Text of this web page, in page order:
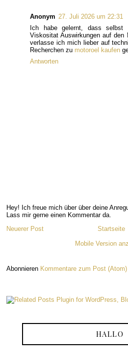
Anonym 27. Juli 2026 um 22:31
Ich habe gelernt, dass selbst
Viskositat Auswirkungen auf den
verlasse ich mich lieber auf
Recherchen zu motoroel kaufen
Antworten
Hey! Ich freue mich über über deine
Lass mir gerne einen Kommentar da.
Neuerer Post
Startseite
Mobile Version
Abonnieren Kommentare zum Post (Atom)
HALLO